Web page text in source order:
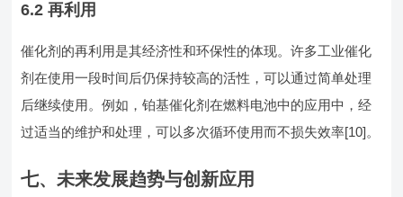
6.2 再利用
催化剂的再利用是其经济性和环保性的体现。许多工业催化
剂在使用一段时间后仍保持较高的活性，可以通过简单处理
后继续使用。例如，铂基催化剂在燃料电池中的应用中，经
过适当的维护和处理，可以多次循环使用而不损失效率[10]。
七、未来发展趋势与创新应用